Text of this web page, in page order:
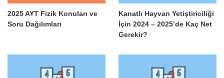
2025 AYT Fizik Konuları ve
Soru Dağılımları
Kanatlı Hayvan Yetiştiriciliği
İçin 2024 – 2025’de Kaç Net
Gerekir?